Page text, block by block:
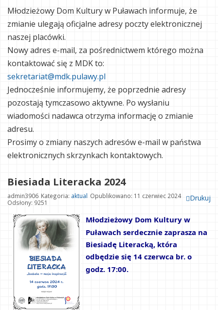
Młodzieżowy Dom Kultury w Puławach informuje, że
zmianie ulegają oficjalne adresy poczty elektronicznej
naszej placówki.
Nowy adres e-mail, za pośrednictwem którego można
kontaktować się z MDK to:
sekretariat@mdk.pulawy.pl
Jednocześnie informujemy, że poprzednie adresy
pozostają tymczasowo aktywne. Po wysłaniu
wiadomości nadawca otrzyma informację o zmianie
adresu.
Prosimy o zmiany naszych adresów e-mail w państwa
elektronicznych skrzynkach kontaktowych.
Biesiada Literacka 2024
Drukuj
admin3906 Kategoria: aktual Opublikowano: 11 czerwiec 2024
Odsłony: 9251
Młodzieżowy Dom Kultury w
Puławach serdecznie zaprasza na
Biesiadę Literacką, która
odbędzie się 14 czerwca br. o
godz. 17:00.